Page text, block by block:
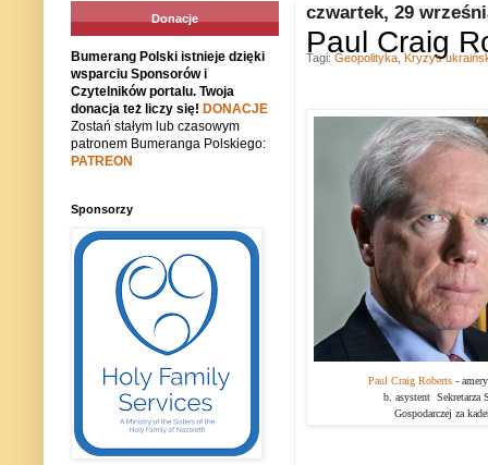
czwartek, 29
Paul Craig
Paul Craig Roberts -
b. asystent Sekretarza
Gospodarczej za
Tagi: Geopolityka Kryzys
Donacje
Bumerang Polski istnieje dzięki
wsparciu Sponsorów i
Czytelników portalu. Twoja
donacja też liczy się! DONACJE
Zostań stałym lub czasowym
patronem Bumeranga Polskiego:
PATREON
Sponsorzy